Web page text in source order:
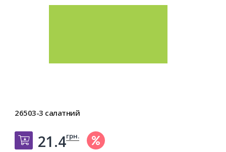
26503-3 салатний
Добавить в корзину
21.4грн.